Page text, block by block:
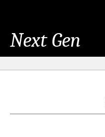
Next Gen